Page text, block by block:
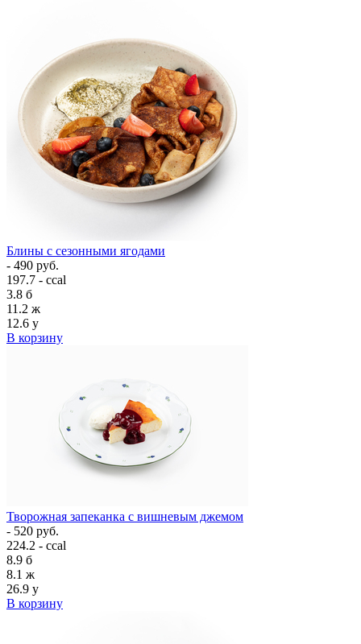
Блины с сезонными ягодами
- 490 руб.
197.7 - ccal
3.8 б
11.2 ж
12.6 у
В корзину
Творожная запеканка с вишневым джемом
- 520 руб.
224.2 - ccal
8.9 б
8.1 ж
26.9 у
В корзину